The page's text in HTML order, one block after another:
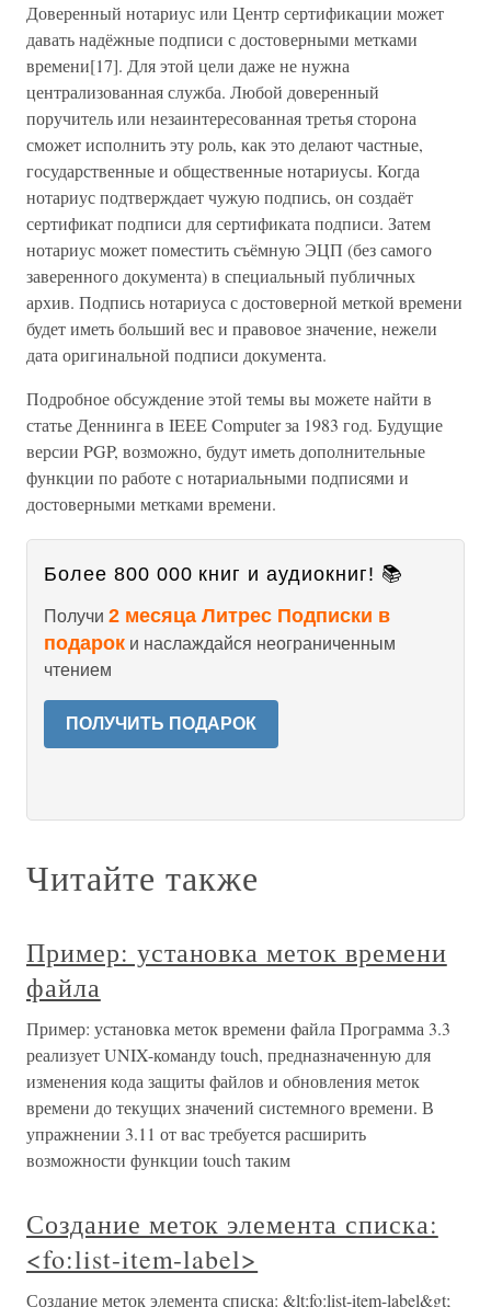
Доверенный нотариус или Центр сертификации может
давать надёжные подписи с достоверными метками
времени[17]. Для этой цели даже не нужна
централизованная служба. Любой доверенный
поручитель или незаинтересованная третья сторона
сможет исполнить эту роль, как это делают частные,
государственные и общественные нотариусы. Когда
нотариус подтверждает чужую подпись, он создаёт
сертификат подписи для сертификата подписи. Затем
нотариус может поместить съёмную ЭЦП (без самого
заверенного документа) в специальный публичных
архив. Подпись нотариуса с достоверной меткой времени
будет иметь больший вес и правовое значение, нежели
дата оригинальной подписи документа.
Подробное обсуждение этой темы вы можете найти в
статье Деннинга в IEEE Computer за 1983 год. Будущие
версии PGP, возможно, будут иметь дополнительные
функции по работе с нотариальными подписями и
достоверными метками времени.
Более 800 000 книг и аудиокниг! 📚
Получи 2 месяца Литрес Подписки в
подарок и наслаждайся неограниченным
чтением
ПОЛУЧИТЬ ПОДАРОК
Читайте также
Пример: установка меток времени
файла
Пример: установка меток времени файла Программа 3.3
реализует UNIX-команду touch, предназначенную для
изменения кода защиты файлов и обновления меток
времени до текущих значений системного времени. В
упражнении 3.11 от вас требуется расширить
возможности функции touch таким
Создание меток элемента списка:
<fo:list-item-label>
Создание меток элемента списка: &lt;fo:list-item-label&gt;